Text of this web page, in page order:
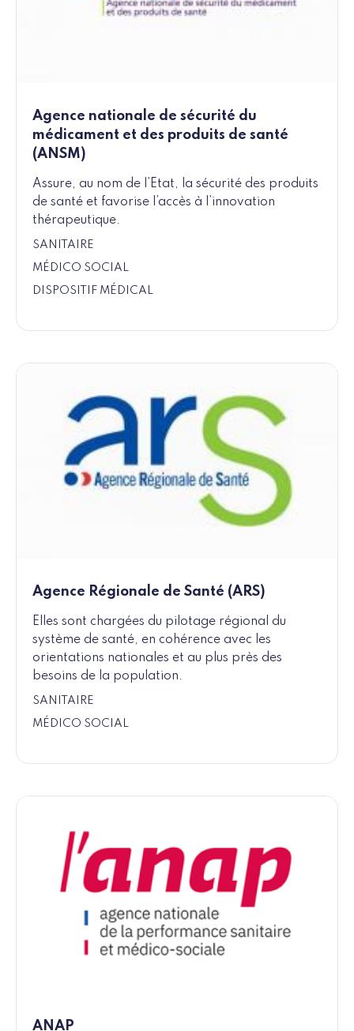
Agence nationale de sécurité du
médicament et des produits de santé
(ANSM)
Assure, au nom de l’Etat, la sécurité des produits
de santé et favorise l’accès à l’innovation
thérapeutique.
SANITAIRE
MÉDICO SOCIAL
DISPOSITIF MÉDICAL
Agence Régionale de Santé (ARS)
Elles sont chargées du pilotage régional du
système de santé, en cohérence avec les
orientations nationales et au plus près des
besoins de la population.
SANITAIRE
MÉDICO SOCIAL
ANAP